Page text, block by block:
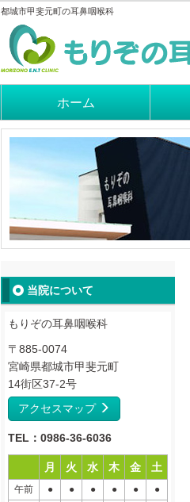
都城市甲斐元町の耳鼻咽喉科
ホーム
当院について
もりぞの耳鼻咽喉科
〒885-0074
宮崎県都城市甲斐元町
14街区37-2号
アクセスマップ
TEL：0986-36-6036
月 火 水 木 金 土
午前 ● ● ● ● ●
●